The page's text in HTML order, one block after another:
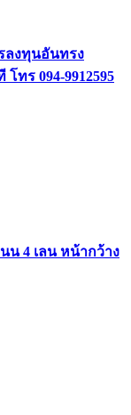
ลงทุนอันทรง
ทร 094-9912595
น 4 เลน หน้ากว้าง